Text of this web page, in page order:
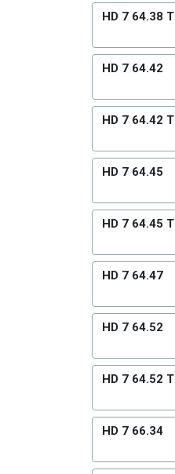
HD 7 64.38 T
HD 7 64.42
HD 7 64.42 T
HD 7 64.45
HD 7 64.45 T
HD 7 64.47
HD 7 64.52
HD 7 64.52 T
HD 7 66.34